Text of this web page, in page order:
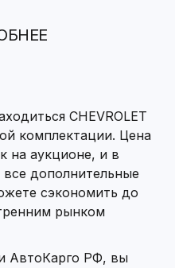
CHEVROLET
комплектации. Цена
на аукционе, и в
все дополнительные
сэкономить до
рынком
АвтоКарго РФ, вы